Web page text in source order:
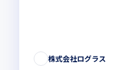
株式会社ログラス